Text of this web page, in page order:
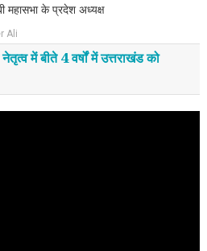
महासभा के प्रदेश अध्यक्ष
Ali
में बीते 4 वर्षों में उत्तराखंड को